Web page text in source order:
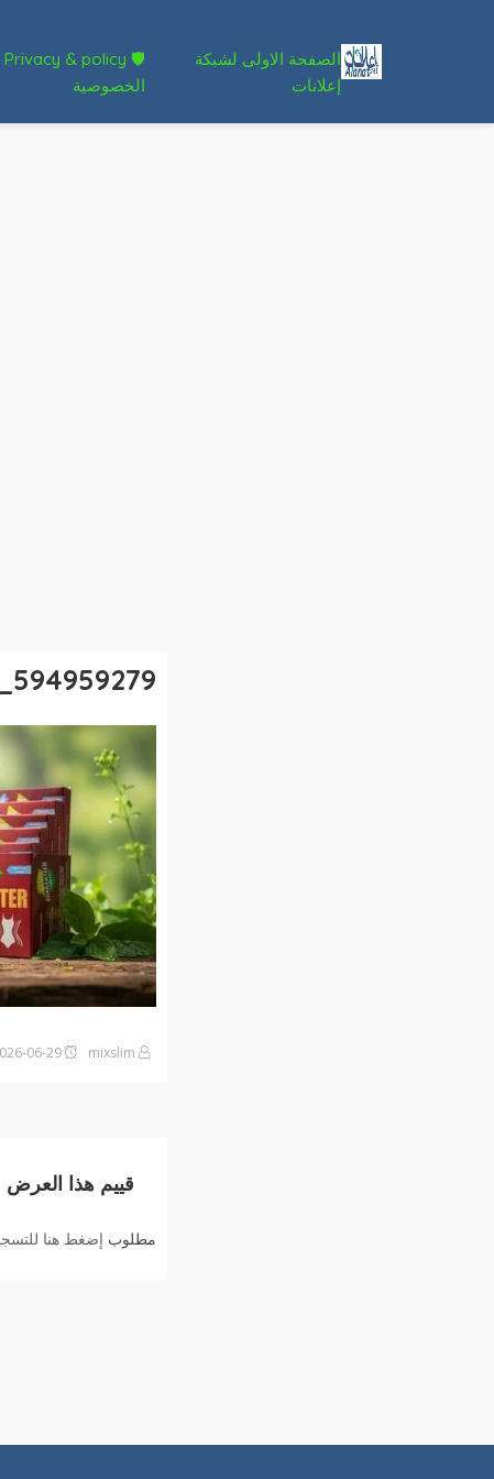
الصفحة الاولى لشبكة
إعلانات
🛡 Privacy & policy
الخصوصية
594959279_122276236130032041_6677996783871995009_n
قييم هذا العرض
مطلوب إضغط هنا